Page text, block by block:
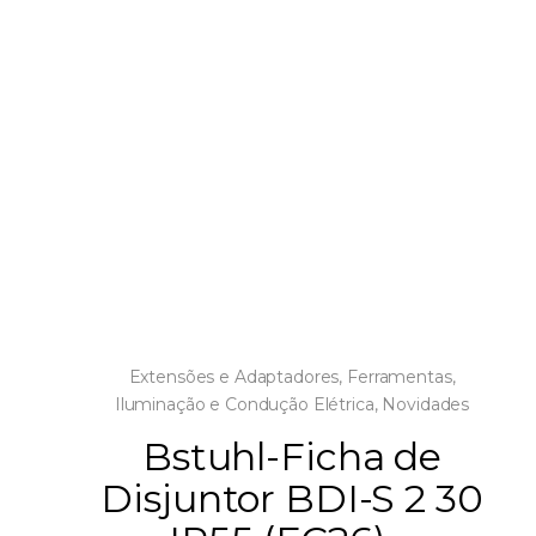
Extensões e Adaptadores, Ferramentas,
Iluminação e Condução Elétrica, Novidades
Bstuhl-Ficha de
Disjuntor BDI-S 2 30